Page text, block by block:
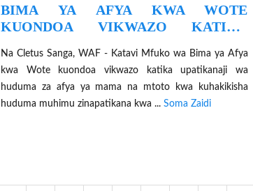
BIMA YA AFYA KWA WOTE
KUONDOA VIKWAZO KATIKA
UZAZI
Na Cletus Sanga, WAF - Katavi Mfuko wa Bima ya Afya
kwa Wote kuondoa vikwazo katika upatikanaji wa
huduma za afya ya mama na mtoto kwa kuhakikisha
huduma muhimu zinapatikana kwa ...Soma Zaidi